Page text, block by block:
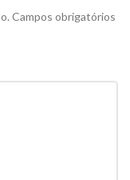
Campos obrigatórios